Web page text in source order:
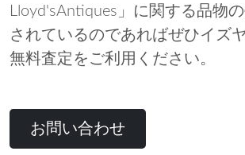
Lloyd'sAntiques」に関する品物
されているのであればぜひイズ
無料査定をご利用ください。
お問い合わせ